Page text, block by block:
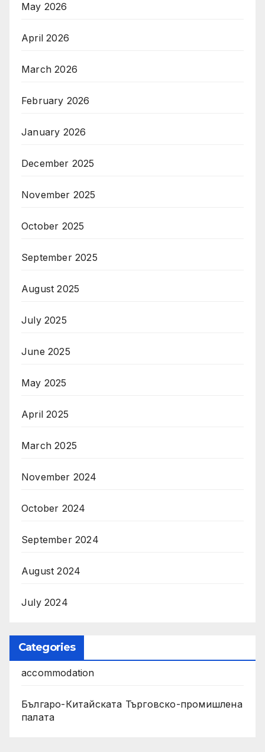
May 2026
April 2026
March 2026
February 2026
January 2026
December 2025
November 2025
October 2025
September 2025
August 2025
July 2025
June 2025
May 2025
April 2025
March 2025
November 2024
October 2024
September 2024
August 2024
July 2024
Categories
accommodation
Българо-Китайската Търговско-промишлена
палата